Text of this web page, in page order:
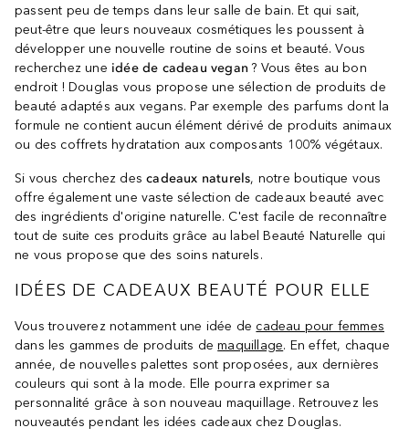
passent peu de temps dans leur salle de bain. Et qui sait,
peut-être que leurs nouveaux cosmétiques les poussent à
développer une nouvelle routine de soins et beauté. Vous
recherchez une idée de cadeau vegan ? Vous êtes au bon
endroit ! Douglas vous propose une sélection de produits de
beauté adaptés aux vegans. Par exemple des parfums dont la
formule ne contient aucun élément dérivé de produits animaux
ou des coffrets hydratation aux composants 100% végétaux.
Si vous cherchez descadeaux naturels, notre boutique vous
offre également une vaste sélection de cadeaux beauté avec
des ingrédients d'origine naturelle. C'est facile de reconnaître
tout de suite ces produits grâce au label Beauté Naturelle qui
ne vous propose que des soins naturels.
IDÉES DE CADEAUX BEAUTÉ POUR ELLE
Vous trouverez notamment une idée de cadeau pour femmes
dans les gammes de produits demaquillage. En effet, chaque
année, de nouvelles palettes sont proposées, aux dernières
couleurs qui sont à la mode. Elle pourra exprimer sa
personnalité grâce à son nouveau maquillage. Retrouvez les
nouveautés pendant les idées cadeaux chez Douglas.